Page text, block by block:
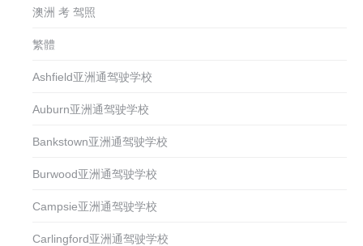
澳洲 考 驾照
繁體
Ashfield亚洲通驾驶学校
Auburn亚洲通驾驶学校
Bankstown亚洲通驾驶学校
Burwood亚洲通驾驶学校
Campsie亚洲通驾驶学校
Carlingford亚洲通驾驶学校